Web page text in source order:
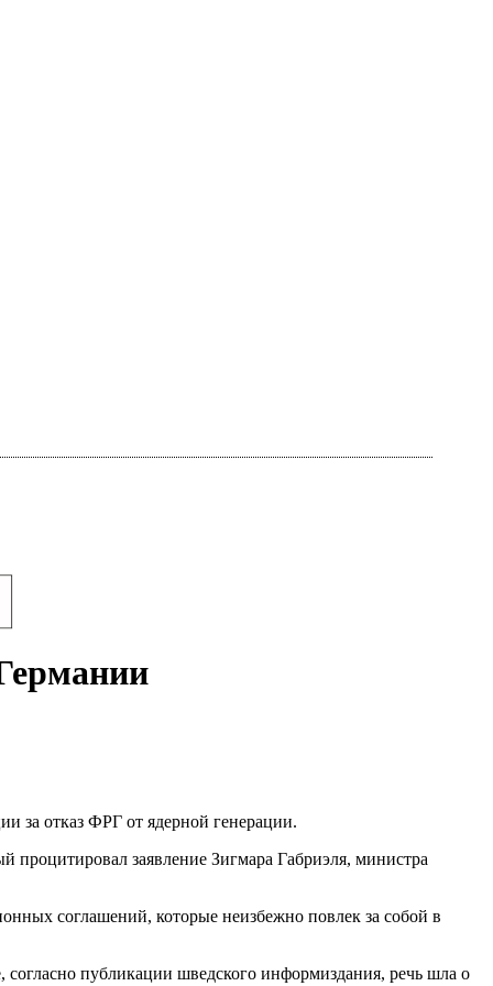
за отказ ФРГ от ядерной генерации.
процитировал заявление Зигмара Габриэля, министра
соглашений, которые неизбежно повлек за собой в
публикации шведского информиздания, речь шла о